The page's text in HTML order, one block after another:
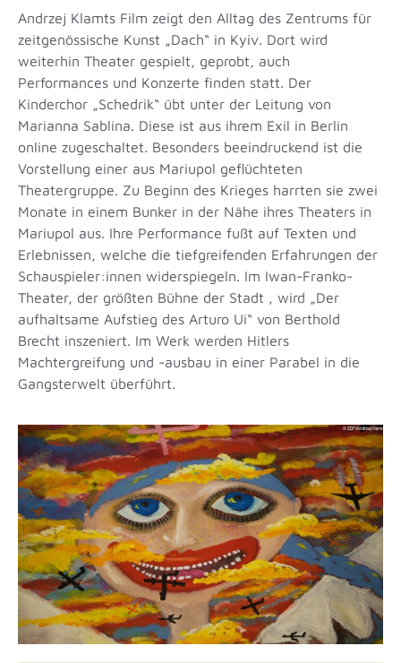
Andrzej Klamts Film zeigt den Alltag des Zentrums für
zeitgenössische Kunst „Dach“ in Kyiv. Dort wird
weiterhin Theater gespielt, geprobt, auch
Performances und Konzerte finden statt. Der
Kinderchor „Schedrik“ übt unter der Leitung von
Marianna Sablina. Diese ist aus ihrem Exil in Berlin
online zugeschaltet. Besonders beeindruckend ist die
Vorstellung einer aus Mariupol geflüchteten
Theatergruppe. Zu Beginn des Krieges harrten sie zwei
Monate in einem Bunker in der Nähe ihres Theaters in
Mariupol aus. Ihre Performance fußt auf Texten und
Erlebnissen, welche die tiefgreifenden Erfahrungen der
Schauspieler:innen widerspiegeln. Im Iwan-Franko-
Theater, der größten Bühne der Stadt , wird „Der
aufhaltsame Aufstieg des Arturo Ui“ von Berthold
Brecht inszeniert. Im Werk werden Hitlers
Machtergreifung und -ausbau in einer Parabel in die
Gangsterwelt überführt.